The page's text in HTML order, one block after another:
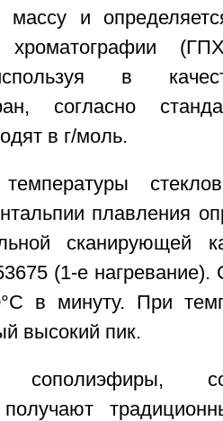
массу и
хроматографии
в
согласно
в г/моль.
плавления
сканирующей
(1-е нагревание).
в минуту. При
высокий пик.
сополиэфиры,
получают